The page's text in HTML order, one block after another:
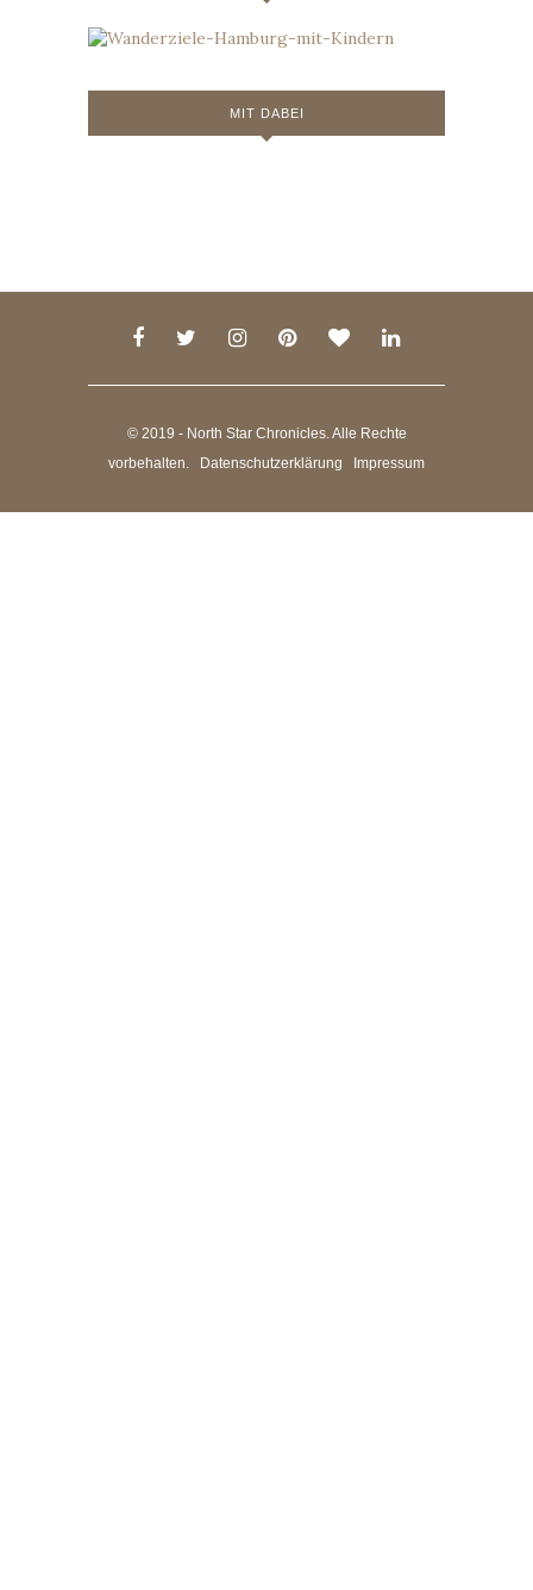
MIT DABEI
© 2019 - North Star Chronicles. Alle Rechte
vorbehalten. Datenschutzerklärung Impressum